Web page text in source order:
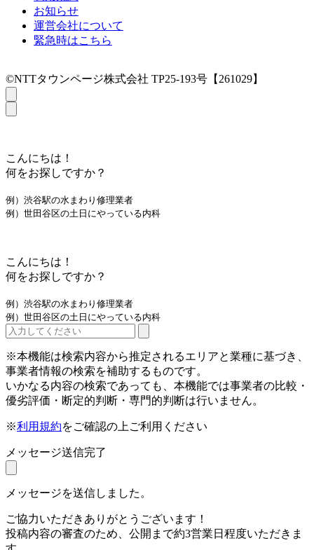
お知らせ
運営会社について
緊急時はこちら
©NTTタウンページ株式会社 TP25-193号【261029】
こんにちは！
何をお探しですか？
例）渋谷駅の水まわり修理業者
例）世田谷区の土日にやっている内科
こんにちは！
何をお探しですか？
例）渋谷駅の水まわり修理業者
例）世田谷区の土日にやっている内科
※本機能は検索内容から推定されるエリアと業種に基づき、
事業者情報の検索を補助するものです。
いかなる内容の検索であっても、本機能では事業者の比較・
優劣評価・断定的判断・専門的判断は行いません。
※利用規約をご確認の上ご利用ください
メッセージ送信完了
メッセージを送信しました。
ご協力いただきありがとうございます！
投稿内容の審査のため、公開まで約3営業日程度いただきま